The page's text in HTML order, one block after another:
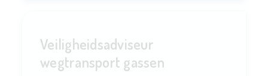
Veiligheidsadviseur
wegtransport gassen